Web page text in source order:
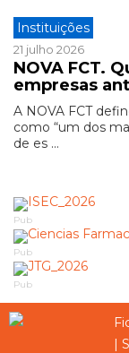
Instituições
21 julho 2026
NOVA FCT.
empresas
A NOVA FCT
como “um dos
de es ...
Pub
Pub
Pub
|